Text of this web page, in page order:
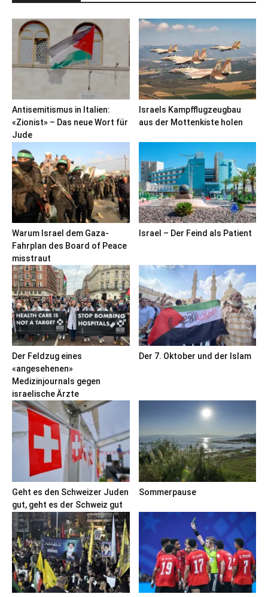
Antisemitismus in Italien:
«Zionist» – Das neue Wort für
Jude
Israels Kampfflugzeugbau
aus der Mottenkiste holen
Warum Israel dem Gaza-
Fahrplan des Board of Peace
misstraut
Israel – Der Feind als Patient
Der Feldzug eines
«angesehenen»
Medizinjournals gegen
israelische Ärzte
Der 7. Oktober und der Islam
Geht es den Schweizer Juden
gut, geht es der Schweiz gut
Sommerpause